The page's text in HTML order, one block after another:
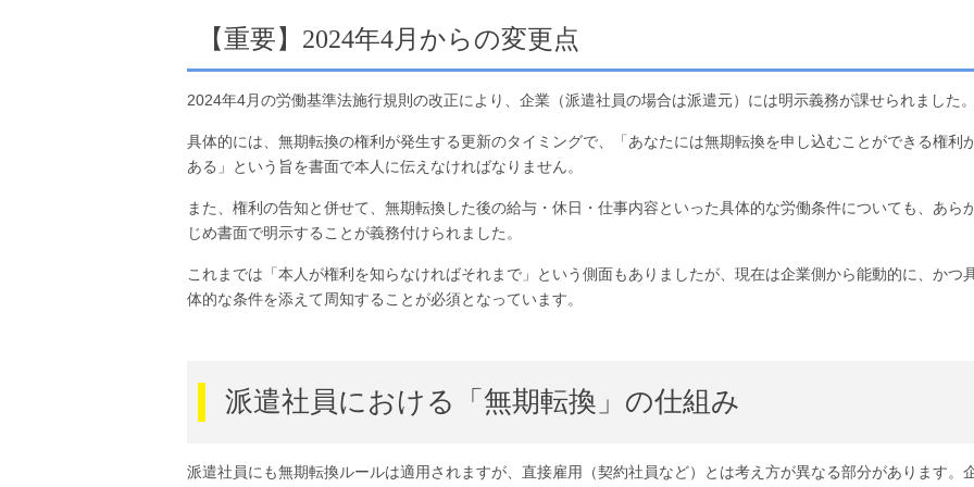
【重要】2024年4月からの変更点
2024年4月の労働基準法施行規則の改正により、企業（派遣社員の場合は派遣元）には明示義務が課せられました
具体的には、無期転換の権利が発生する更新のタイミングで、「あなたには無期転換を申し込むことができる権利
ある」という旨を書面で本人に伝えなければなりません。
また、権利の告知と併せて、無期転換した後の給与・休日・仕事内容といった具体的な労働条件についても、あら
じめ書面で明示することが義務付けられました。
これまでは「本人が権利を知らなければそれまで」という側面もありましたが、現在は企業側から能動的に、かつ
体的な条件を添えて周知することが必須となっています。
派遣社員における「無期転換」の仕組み
派遣社員にも無期転換ルールは適用されますが、直接雇用（契約社員など）とは考え方が異なる部分があります。